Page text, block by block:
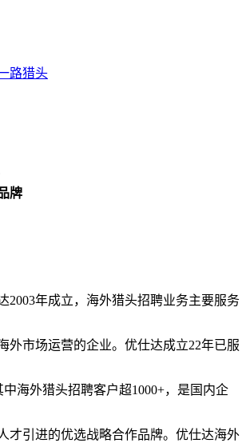
牌
2003年成立，海外猎头招聘业务主要服务
外市场运营的企业。优仕达成立22年已服
中海外猎头招聘客户超1000+，是国内企
才引进的优选战略合作品牌。优仕达海外